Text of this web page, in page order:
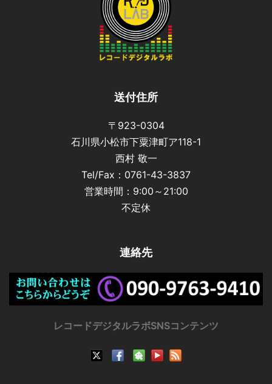
送付住所
〒923-0304
石川県小松市下粟津町ア118-1
西村 敬一
Tel/Fax：0761-43-3837
営業時間：9:00～21:00
不定休
連絡先
レコードデジタルラボSNSコンテンツ